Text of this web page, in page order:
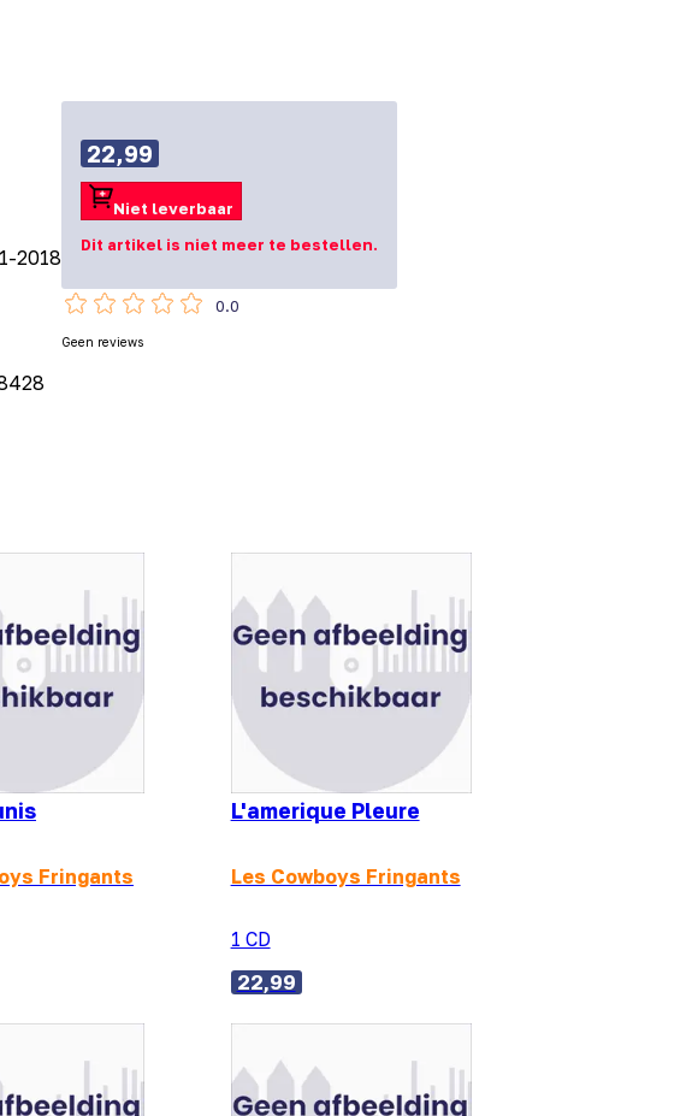
2018
22,99
Niet leverbaar
Dit artikel is niet meer te bestellen.
0.0
Geen reviews
Fringants
L'amerique Pleure
Les Cowboys Fringants
1 CD
22,99